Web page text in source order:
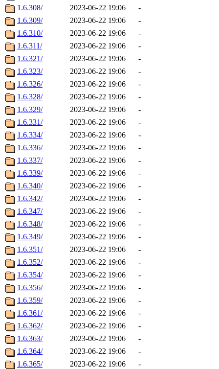
1.6.308/
2023-06-22 19:06
-
1.6.309/
2023-06-22 19:06
-
1.6.310/
2023-06-22 19:06
-
1.6.311/
2023-06-22 19:06
-
1.6.321/
2023-06-22 19:06
-
1.6.323/
2023-06-22 19:06
-
1.6.326/
2023-06-22 19:06
-
1.6.328/
2023-06-22 19:06
-
1.6.329/
2023-06-22 19:06
-
1.6.331/
2023-06-22 19:06
-
1.6.334/
2023-06-22 19:06
-
1.6.336/
2023-06-22 19:06
-
1.6.337/
2023-06-22 19:06
-
1.6.339/
2023-06-22 19:06
-
1.6.340/
2023-06-22 19:06
-
1.6.342/
2023-06-22 19:06
-
1.6.347/
2023-06-22 19:06
-
1.6.348/
2023-06-22 19:06
-
1.6.349/
2023-06-22 19:06
-
1.6.351/
2023-06-22 19:06
-
1.6.352/
2023-06-22 19:06
-
1.6.354/
2023-06-22 19:06
-
1.6.356/
2023-06-22 19:06
-
1.6.359/
2023-06-22 19:06
-
1.6.361/
2023-06-22 19:06
-
1.6.362/
2023-06-22 19:06
-
1.6.363/
2023-06-22 19:06
-
1.6.364/
2023-06-22 19:06
-
1.6.365/
2023-06-22 19:06
-